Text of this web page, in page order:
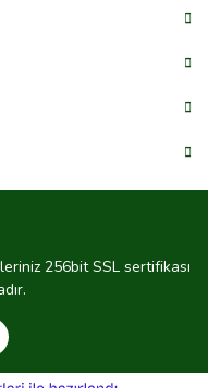
256bit SSL sertifikası